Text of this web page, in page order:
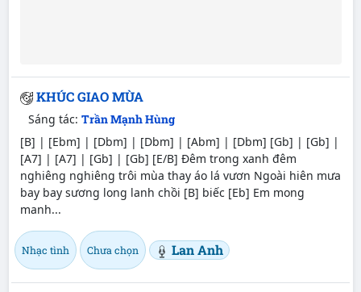
KHÚC GIAO MÙA
Sáng tác: Trần Mạnh Hùng
[B] | [Ebm] | [Dbm] | [Dbm] | [Abm] | [Dbm] [Gb] | [Gb] |
[A7] | [A7] | [Gb] | [Gb] [E/B] Đêm trong xanh đêm
nghiêng nghiêng trôi mùa thay áo lá vươn Ngoài hiên mưa
bay bay sương long lanh chồi [B] biếc [Eb] Em mong
manh...
Nhạc tình Chưa chọn Lan Anh